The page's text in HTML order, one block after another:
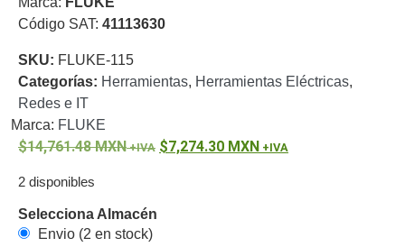
o
de
VideoTransceptores
de Video
Cables y
Conectores
a
RCAAudio
y
Código SAT: 41113630
SKU: FLUKE-115
Categorías: Herramientas, Herramientas Eléctricas,
Redes e IT
Marca: FLUKE
14,761.48MXN 7,274.30 MXN
2 disponibles
Selecciona Almacén
Envio (2 en stock)